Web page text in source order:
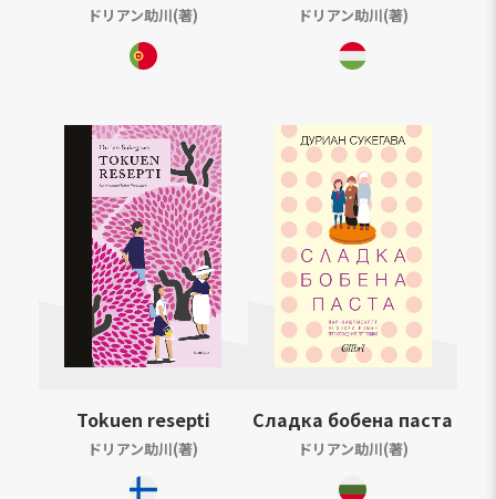
ドリアン助川(著) ドリアン助川(著)
Tokuen resepti
ドリアン助川(著)
Сладка бобена паста
ドリアン助川(著)